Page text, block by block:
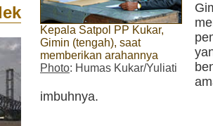
Kepala Satpol PP Kukar,
Gimin (tengah), saat
memberikan arahannya
Photo: Humas Kukar/Yuliati
imbuhnya.